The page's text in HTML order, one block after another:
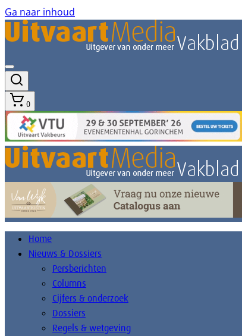
Ga naar inhoud
0
Home
Nieuws & Dossiers
Persberichten
Columns
Cijfers & onderzoek
Dossiers
Regels & wetgeving